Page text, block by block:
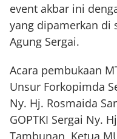
event akbar ini
yang dipamerkan di
Agung Sergai.
Acara pembukaan
Unsur Forkopimda
Ny. Hj. Rosmaida
GOPTKI Sergai Ny.
Tambunan, Ketua